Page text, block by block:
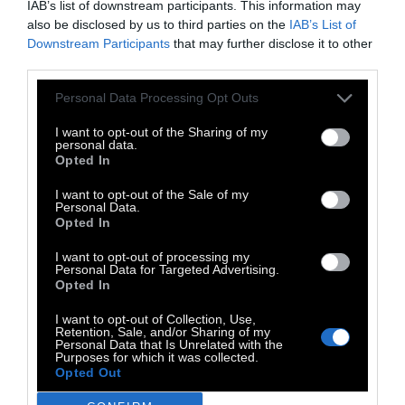
IAB’s list of downstream participants. This information may
also be disclosed by us to third parties on the IAB’s List of
Downstream Participants that may further disclose it to other
Personal Data Processing Opt Outs
I want to opt-out of the Sharing of my
personal data.
Opted In
I want to opt-out of the Sale of my
Personal Data.
Opted In
I want to opt-out of processing my
Personal Data for Targeted Advertising.
Opted In
I want to opt-out of Collection, Use,
Retention, Sale, and/or Sharing of my
Personal Data that Is Unrelated with the
Purposes for which it was collected.
Opted Out
χρόνιαεκεί, χωρίς εξειδικευμένο προσωπικό
βγαίνουν μόνα τους έξω.
Αναφέρθηκε επίσης σε προβλήματα που
δημιουργούνται για άλλους νοσηλευόμενους,
λέγοντας ότι γονείς παιδιών με σοβαρά
προβλήματα υγείας έχουν εκφράσει
παιδιά στους θαλάμους.
αποκλειστικά στις προνοιακές μονάδες
του κράτους
Υπουργείο Κοινωνικής Συνοχής και
Οικογένειας. «Το νοσοκομείο δεν μπορεί να
κάνει αυτή τη δουλειά. Για να προχωρήσει
μια διαδικασία αναδοχής ή υιοθεσίας